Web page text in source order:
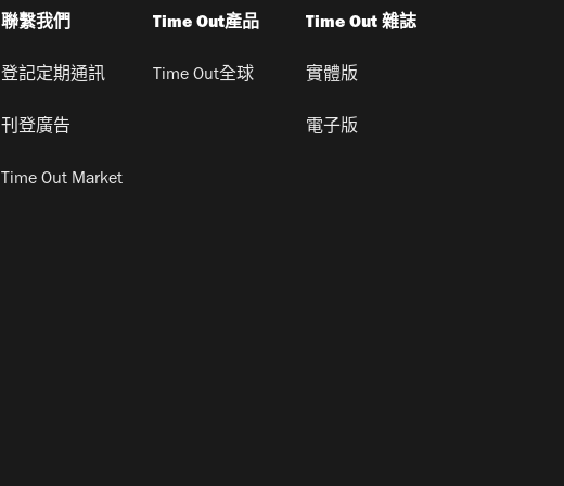
聯繫我們
登記定期通訊
刊登廣告
Time Out Market
Time Out產品
Time Out全球
Time Out 雜誌
實體版
電子版